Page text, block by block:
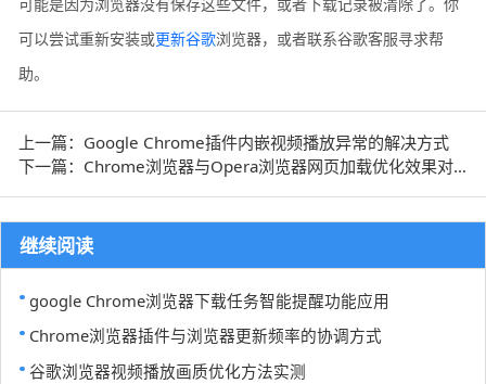
可以尝试重新安装或更新谷歌浏览器，或者联系谷歌客服寻求帮
助。
上一篇：Google Chrome插件内嵌视频播放异常的解决方式
下一篇：Chrome浏览器与Opera浏览器网页加载优化效果对比
继续阅读
google Chrome浏览器下载任务智能提醒功能应用
Chrome浏览器插件与浏览器更新频率的协调方式
谷歌浏览器视频播放画质优化方法实测